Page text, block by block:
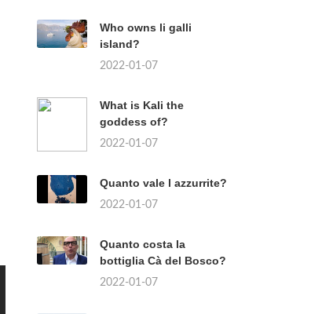
Who owns li galli
island?
2022-01-07
What is Kali the
goddess of?
2022-01-07
Quanto vale l azzurrite?
2022-01-07
Quanto costa la
bottiglia Cà del Bosco?
2022-01-07